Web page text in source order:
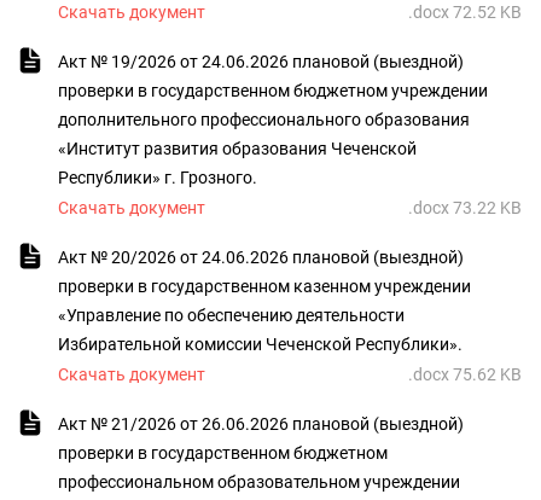
Скачать документ
.docx 72.52 KB
Акт № 19/2026 от 24.06.2026 плановой (выездной)
проверки в государственном бюджетном учреждении
дополнительного профессионального образования
«Институт развития образования Чеченской
Республики» г. Грозного.
Скачать документ
.docx 73.22 KB
Акт № 20/2026 от 24.06.2026 плановой (выездной)
проверки в государственном казенном учреждении
«Управление по обеспечению деятельности
Избирательной комиссии Чеченской Республики».
Скачать документ
.docx 75.62 KB
Акт № 21/2026 от 26.06.2026 плановой (выездной)
проверки в государственном бюджетном
профессиональном образовательном учреждении